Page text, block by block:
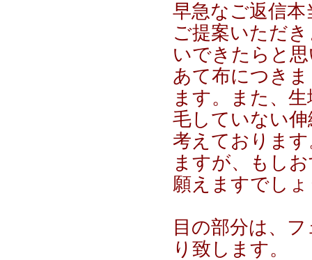
早急なご返信
ご提案いただ
いできたらと
あて布につき
ます。また、
毛していない
考えておりま
ますが、もし
願えますでし
目の部分は、
り致します。